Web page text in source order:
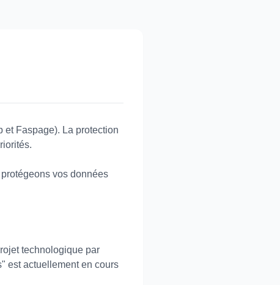
et Faspage). La protection
vos données
technologique par
est actuellement en cours